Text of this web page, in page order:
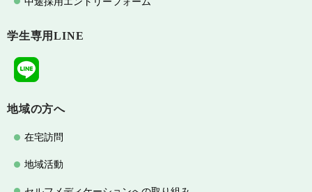
学生専用LINE
地域の方へ
在宅訪問
地域活動